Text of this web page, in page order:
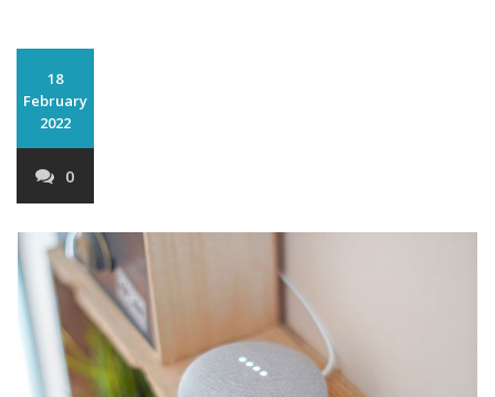
18
February
2022
0